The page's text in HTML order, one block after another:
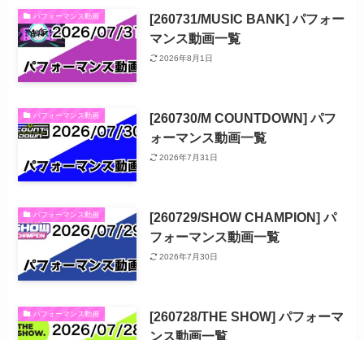
パフォーマンス動画
[260731/MUSIC BANK] パフォー
マンス動画一覧
2026年8月1日
パフォーマンス動画
[260730/M COUNTDOWN] パフ
ォーマンス動画一覧
2026年7月31日
パフォーマンス動画
[260729/SHOW CHAMPION] パ
フォーマンス動画一覧
2026年7月30日
パフォーマンス動画
[260728/THE SHOW] パフォーマ
ンス動画一覧